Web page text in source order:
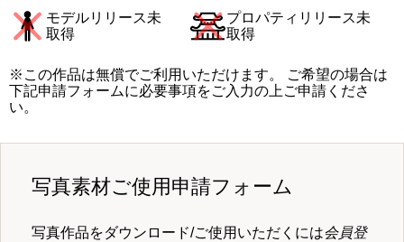
モデルリリース未
取得
プロパティリリース未
取得
※この作品は無償でご利用いただけます。 ご希望の場合は
下記申請フォームに必要事項をご入力の上ご申請くださ
い。
写真素材ご使用申請フォーム
写真作品をダウンロード/ご使用いただくには会員登